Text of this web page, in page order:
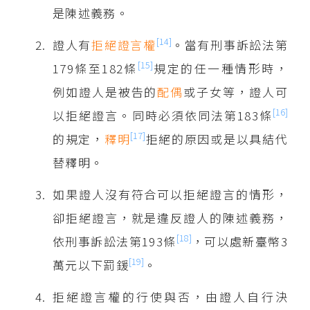
是陳述義務。
證人有拒絕證言權[14] 。當有刑事訴訟法第
179條至182條 [15]規定的任一種情形時，
例如證人是被告的配偶或子女等，證人可
以拒絕證言。同時必須依同法第183條 [16]
的規定， 釋明[17]拒絕的原因或是以具結代
替釋明。
如果證人沒有符合可以拒絕證言的情形，
卻拒絕證言，就是違反證人的陳述義務，
依刑事訴訟法第193條 [18] ，可以處新臺幣3
萬元以下罰鍰[19] 。
拒絕證言權的行使與否，由證人自行決